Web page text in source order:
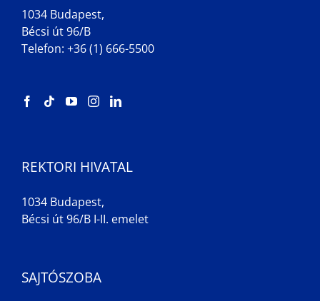
1034 Budapest,
Bécsi út 96/B
Telefon: +36 (1) 666-5500
REKTORI HIVATAL
1034 Budapest,
Bécsi út 96/B I-II. emelet
SAJTÓSZOBA